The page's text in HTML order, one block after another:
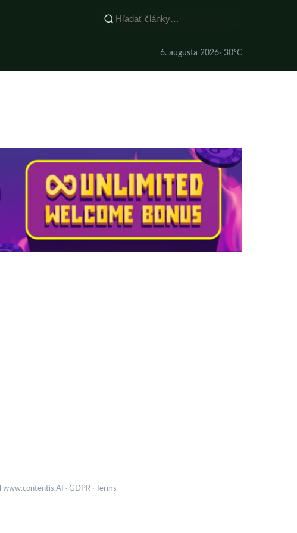
6. augusta 2026· 30°C
www.contentis.AI · GDPR · Terms